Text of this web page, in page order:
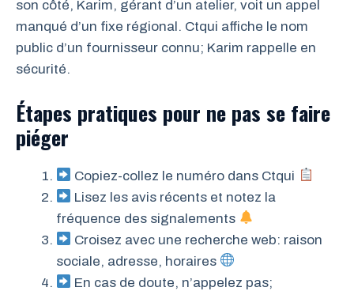
son côté, Karim, gérant d’un atelier, voit un appel
manqué d’un fixe régional. Ctqui affiche le nom
public d’un fournisseur connu; Karim rappelle en
sécurité.
Étapes pratiques pour ne pas se faire
piéger
Copiez-collez le numéro dans Ctqui
Lisez les avis récents et notez la
fréquence des signalements
Croisez avec une recherche web: raison
sociale, adresse, horaires
En cas de doute, n’appelez pas;